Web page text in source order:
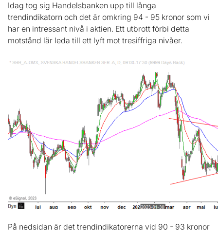
Idag tog sig Handelsbanken upp till långa
trendindikatorn och det är omkring 94 - 95 kronor som vi
har en intressant nivå i aktien. Ett utbrott förbi detta
motstånd lär leda till ett lyft mot tresiffriga nivåer.
På nedsidan är det trendindikatorerna vid 90 - 93 kronor